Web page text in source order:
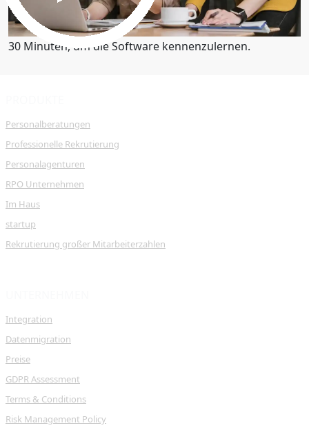
Demo anfordern
30 Minuten, um die Software kennenzulernen.
Personalberatungen
Professionelle Rekrutierung
Personalagenturen
RPO Unternehmen
Im Haus
startup
Rekrutierung großer Mitarbeiterzahlen
Integration
Datenmigration
Preise
GDPR Assessment
Terms & Conditions
Risk Management Policy